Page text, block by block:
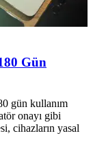
Gün
gün kullanım
onayı gibi
cihazların yasal